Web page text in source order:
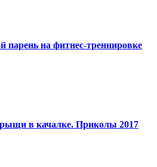
парень на фитнес-треннировке
в качалке. Приколы 2017